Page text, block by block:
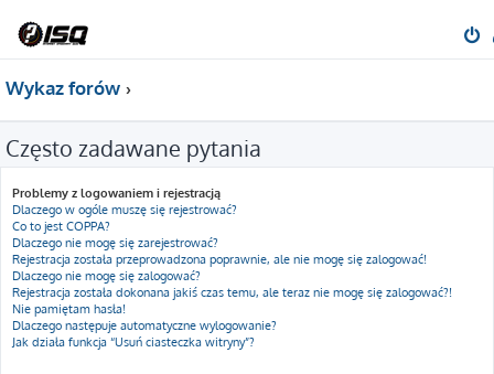
Wykaz forów
Często zadawane pytania
Problemy z logowaniem i rejestracją
Dlaczego w ogóle muszę się rejestrować?
Co to jest COPPA?
Dlaczego nie mogę się zarejestrować?
Rejestracja została przeprowadzona poprawnie, ale nie mogę się zalogować!
Dlaczego nie mogę się zalogować?
Rejestracja została dokonana jakiś czas temu, ale teraz nie mogę się zalogować?!
Nie pamiętam hasła!
Dlaczego następuje automatyczne wylogowanie?
Jak działa funkcja “Usuń ciasteczka witryny”?